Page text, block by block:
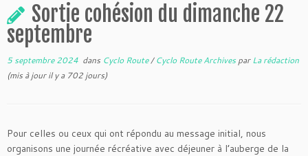
Sortie cohésion du dimanche 22
septembre
5 septembre 2024 dans Cyclo Route/Cyclo Route ArchivesparLa rédaction
(mis à jour il y a 702 jours)
Pour celles ou ceux qui ont répondu au message initial, nous
organisons une journée récréative avec déjeuner à l’auberge de la